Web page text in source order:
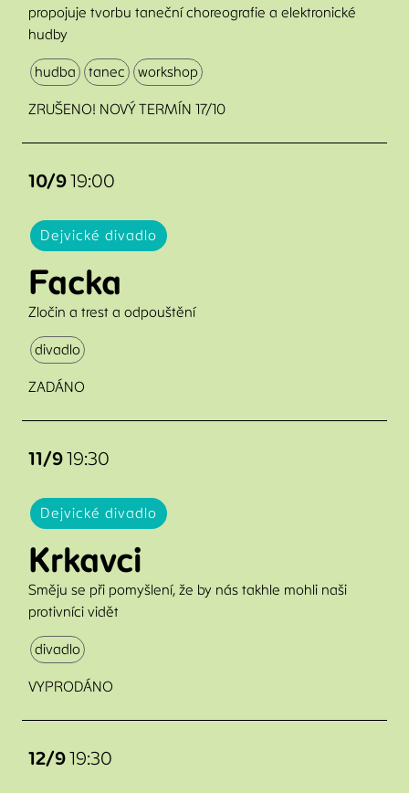
propojuje tvorbu taneční choreografie a elektronické
hudby
hudba tanec workshop
ZRUŠENO! NOVÝ TERMÍN 17/10
10/919:00
Dejvické divadlo
Facka
Zločin a trest a odpouštění
divadlo
ZADÁNO
11/919:30
Dejvické divadlo
Krkavci
Směju se při pomyšlení, že by nás takhle mohli naši
protivníci vidět
divadlo
VYPRODÁNO
12/919:30